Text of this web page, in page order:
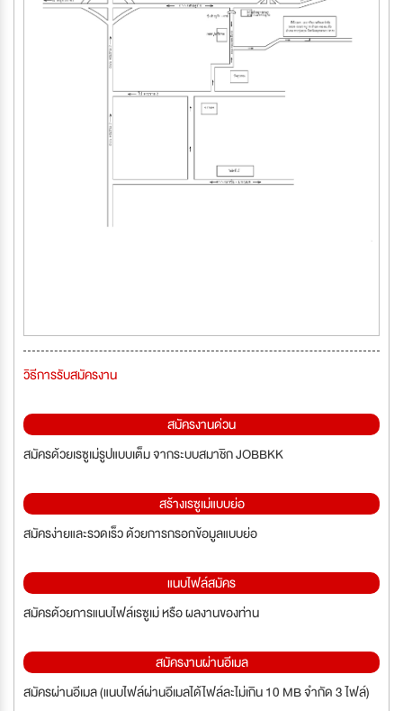
วิธีการรับสมัครงาน
สมัครงานด่วน
สมัครด้วยเรซูเม่รูปแบบเต็ม จากระบบสมาชิก JOBBKK
สร้างเรซูเม่แบบย่อ
สมัครง่ายและรวดเร็ว ด้วยการกรอกข้อมูลแบบย่อ
แนบไฟล์สมัคร
สมัครด้วยการแนบไฟล์เรซูเม่ หรือ ผลงานของท่าน
สมัครงานผ่านอีเมล
สมัครผ่านอีเมล (แนบไฟล์ผ่านอีเมลได้ไฟล์ละไม่เกิน 10 MB จำกัด 3 ไฟล์)